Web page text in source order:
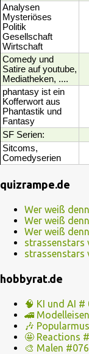
Analysen
Mysteriöses
Politik
Gesellschaft
Wirtschaft
Comedy und
Satire auf youtube,
Mediatheken, ....
phantasy ist ein
Kofferwort aus
Phantastik und
Fantasy
SF Serien:
Sitcoms,
Comedyserien
quizrampe.de
Wer weiß
Wer weiß
Wer weiß
strassenstars
strassenstars
hobbyrat.de
🧠 KI und AI #
🚄
🎶
🤩 Reactions
🎨 Malen #076